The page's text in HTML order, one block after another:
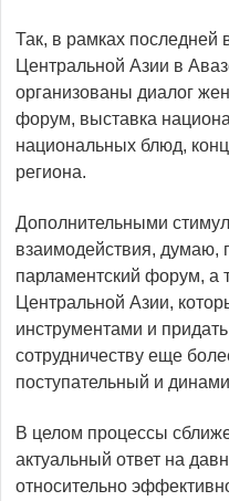
Так, в рамках последней
Центральной Азии в
организованы диалог
форум, выставка
национальных блюд,
региона.
Дополнительными
взаимодействия, думаю,
парламентский форум,
Центральной Азии,
инструментами и
сотрудничеству еще
поступательный и
В целом процессы
актуальный ответ на
относительно